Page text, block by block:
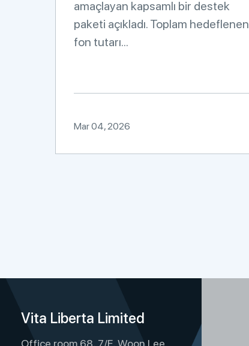
amaçlayan kapsamlı bir destek
paketi açıkladı. Toplam hedeflenen
fon tutarı...
Mar 04, 2026
Vita Liberta Limited
Office room 68, 7/F, Woon Lee